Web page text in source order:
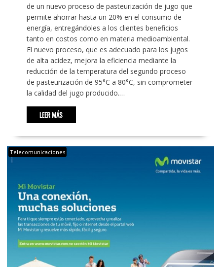
de un nuevo proceso de pasteurización de jugo que
permite ahorrar hasta un 20% en el consumo de
energía, entregándoles a los clientes beneficios
tanto en costos como en materia medioambiental.
El nuevo proceso, que es adecuado para los jugos
de alta acidez, mejora la eficiencia mediante la
reducción de la temperatura del segundo proceso
de pasteurización de 95°C a 80°C, sin comprometer
la calidad del jugo producido.…
LEER MÁS
Telecomunicaciones